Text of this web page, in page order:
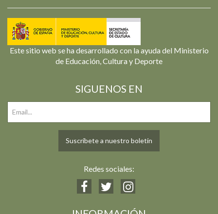
Este sitio web se ha desarrollado con la ayuda del Ministerio
de Educación, Cultura y Deporte
SIGUENOS EN
Suscríbete a nuestro boletín
Redes sociales: